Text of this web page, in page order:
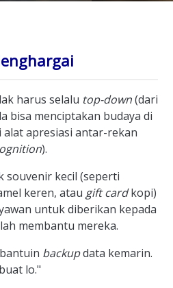
harus selalu top-down(dari
bisa menciptakan budaya di
alat apresiasi antar-rekan
).
souvenir kecil (seperti
keren, atau gift cardkopi)
untuk diberikan kepada
membantu mereka.
backupdata kemarin.
lo."